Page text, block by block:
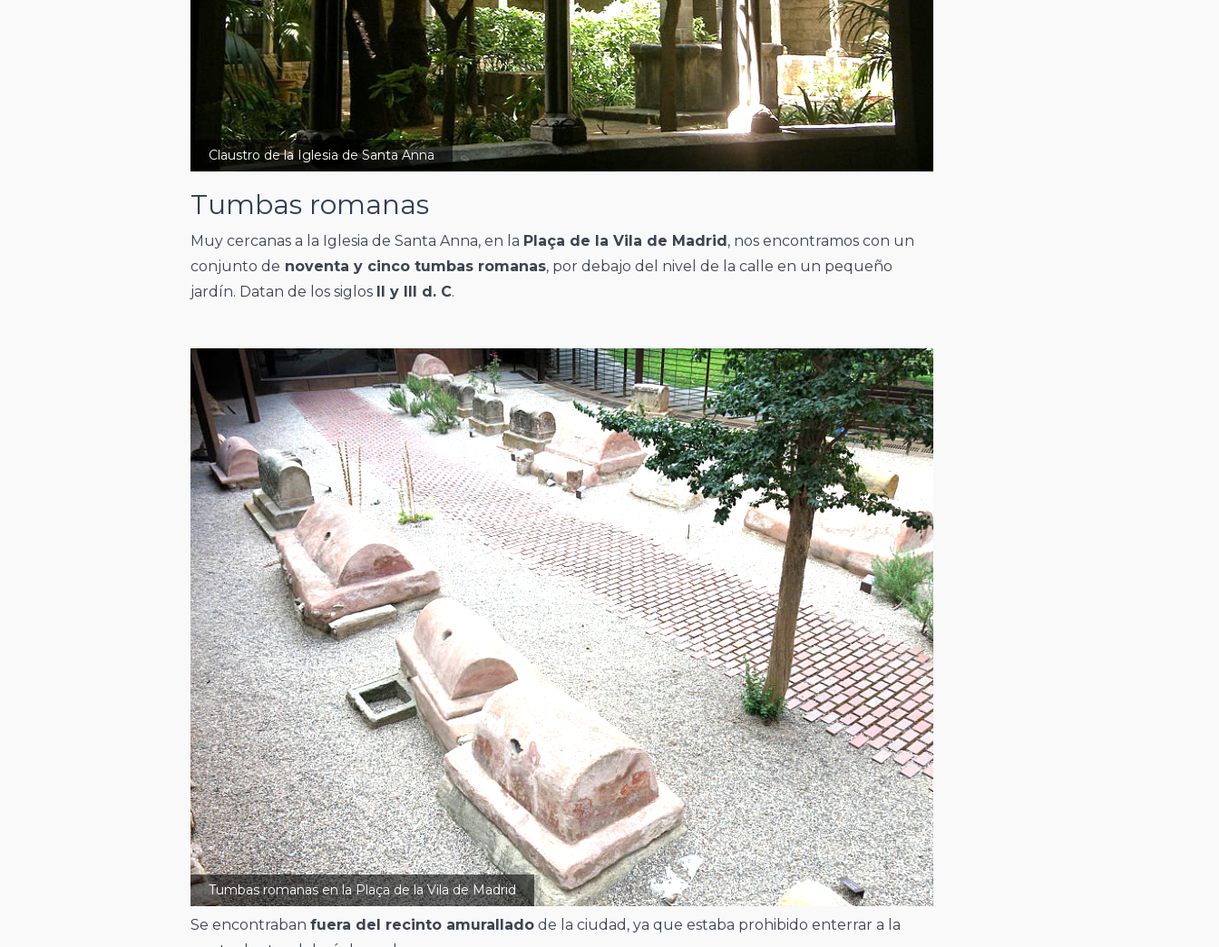
Claustro de la Iglesia de Santa Anna
Tumbas romanas
Muy cercanas a la Iglesia de Santa Anna, en la Plaça de la Vila de Madrid , nos encontramos con un
conjunto de noventa y cinco tumbas romanas, por debajo del nivel de la calle en un pequeño
jardín. Datan de los siglos
II y III d. C.
Tumbas romanas en la Plaça de la Vila de Madrid
Se encontrabanfuera del recinto amurallado de la ciudad, ya que estaba prohibido enterrar a la